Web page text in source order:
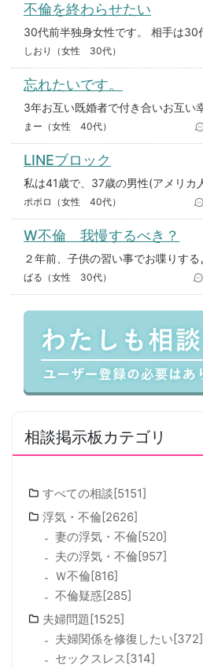
不倫を終わらせたい
しおり（女性 30代）
忘れたいです。
まー（女性 40代）
LINEブロック
ポポロ（女性 40代）
W不倫 我慢するべき？
ばる（女性 30代）
相談掲示板カテゴリ
すべての相談[5151]
浮気・不倫[2626]
妻の浮気・不倫[520]
夫の浮気・不倫[957]
Ｗ不倫[816]
不倫疑惑[285]
夫婦問題[1525]
夫婦関係を修復したい[372]
セックスレス[314]